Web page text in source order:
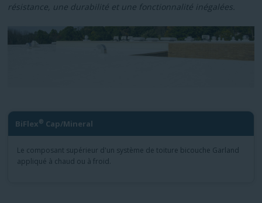
résistance, une durabilité et une fonctionnalité inégalées.
BiFlex® Cap/Mineral
Le composant supérieur d'un système de toiture bicouche Garland
appliqué à chaud ou à froid.